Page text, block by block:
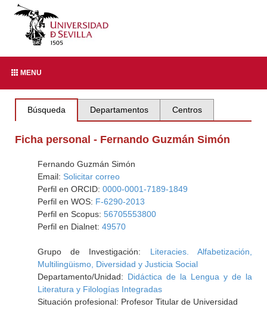
MENU
Búsqueda Departamentos Centros
Ficha personal - Fernando Guzmán Simón
Fernando Guzmán Simón
Email: Solicitar correo
Perfil en ORCID: 0000-0001-7189-1849
Perfil en WOS: F-6290-2013
Perfil en Scopus: 56705553800
Perfil en Dialnet: 49570
Grupo de Investigación: Literacies. Alfabetización,
Multilingüismo, Diversidad y Justicia Social
Departamento/Unidad: Didáctica de la Lengua y de la
Literatura y Filologías Integradas
Situación profesional: Profesor Titular de Universidad